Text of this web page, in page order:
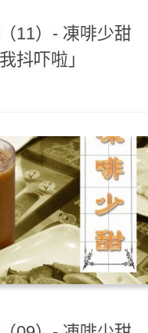
11）- 凍啡少甜
抖吓啦」